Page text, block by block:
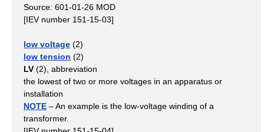
Source: 601-01-26 MOD
[IEV number 151-15-03]
low voltage (2)
low tension (2)
LV (2), abbreviation
the lowest of two or more voltages in an apparatus or
installation
NOTE – An example is the low-voltage winding of a
transformer.